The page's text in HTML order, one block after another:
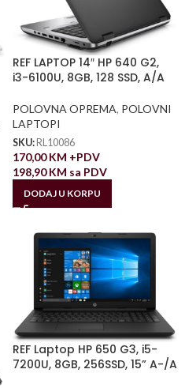
REF LAPTOP 14″ HP 640 G2,
i3-6100U, 8GB, 128 SSD, A/A
POLOVNA OPREMA, POLOVNI
LAPTOPI
SKU: RL10086
170,00KM +PDV
198,90KM sa PDV
DODAJ U KORPU
REF Laptop HP 650 G3, i5-
7200U, 8GB, 256SSD, 15” A-/A